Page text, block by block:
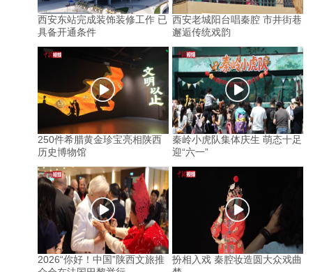
西安东站完成装饰装修工作 已
具备开通条件
西安老城阳台唱秦腔 市井街巷
邂逅传统戏韵
250件希腊黄金珍宝亮相陕西
历史博物馆
秦岭小虎队集体庆生 萌态十足
迎“六一”
2026“你好！中国”陕西文旅推
扮相入戏 秦腔妆造圆大众戏曲